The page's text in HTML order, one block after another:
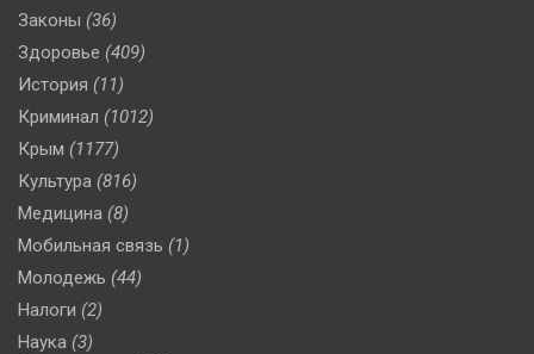
Законы (36)
Здоровье (409)
История (11)
Криминал (1012)
Крым (1177)
Культура (816)
Медицина (8)
Мобильная связь (1)
Молодежь (44)
Налоги (2)
Наука (3)